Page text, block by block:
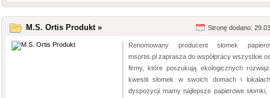
M.S. Ortis Produkt » Stronę dodano:
Renomowany producent słomek
msortis.pl zaprasza do współpracy wszystkie
firmy, które poszukują ekologicznych
kwestii słomek w swoich domach i
dyspozycji mamy najlepsze papierowe słomki,